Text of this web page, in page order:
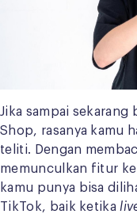
Jika sampai sekarang
Shop, rasanya kamu
teliti. Dengan
memunculkan fitur
kamu punya bisa
TikTok, baik ketika